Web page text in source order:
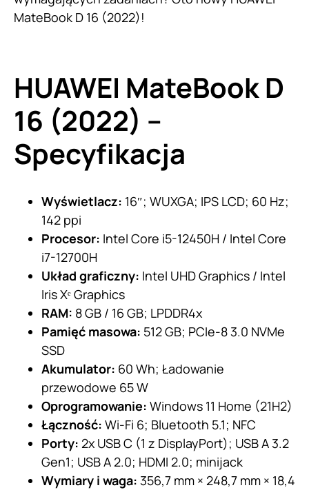
MateBook D 16 (2022)!
HUAWEI MateBook D
16 (2022) –
Specyfikacja
Wyświetlacz: 16″; WUXGA; IPS LCD; 60 Hz;
142 ppi
Procesor: Intel Core i5-12450H / Intel Core
i7-12700H
Układ graficzny: Intel UHD Graphics / Intel
Iris Xᵉ Graphics
RAM: 8 GB / 16 GB; LPDDR4x
Pamięć masowa: 512 GB; PCIe-8 3.0 NVMe
SSD
Akumulator: 60 Wh; Ładowanie
przewodowe 65 W
Oprogramowanie: Windows 11 Home (21H2)
Łączność: Wi-Fi 6; Bluetooth 5.1; NFC
Porty: 2x USB C (1 z DisplayPort); USB A 3.2
Gen1; USB A 2.0; HDMI 2.0; minijack
Wymiary i waga: 356,7 mm × 248,7 mm × 18,4